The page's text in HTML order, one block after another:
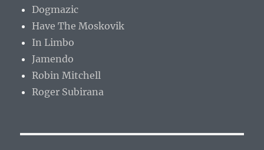
Dogmazic
Have The Moskovik
In Limbo
Jamendo
Robin Mitchell
Roger Subirana